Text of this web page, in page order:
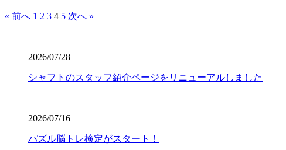
« 前へ 1 2 3 4 5 次へ »
2026/07/28
シャフトのスタッフ紹介ページをリニューアルしました
2026/07/16
パズル脳トレ検定がスタート！